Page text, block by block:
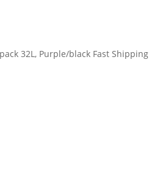
32L, Purple/black Fast Shipping